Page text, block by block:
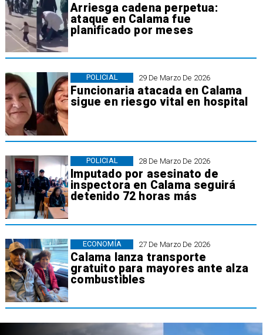
Arriesga cadena perpetua:
ataque en Calama fue
planificado por meses
29 De Marzo De 2026
Funcionaria atacada en Calama
sigue en riesgo vital en hospital
POLICIAL
28 De Marzo De 2026
Imputado por asesinato de
inspectora en Calama seguirá
detenido 72 horas más
POLICIAL
27 De Marzo De 2026
Calama lanza transporte
gratuito para mayores ante alza
combustibles
ECONOMÍA